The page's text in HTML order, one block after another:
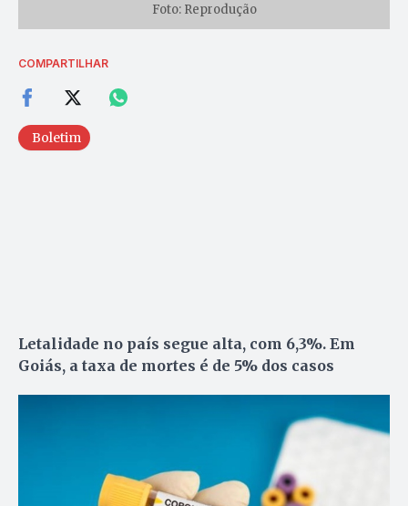
Foto: Reprodução
COMPARTILHAR
Boletim
Letalidade no país segue alta, com 6,3%. Em
Goiás, a taxa de mortes é de 5% dos casos